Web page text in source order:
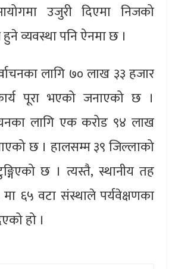
उजुरी दिएमा निजको
व्यवस्था पनि ऐनमा छ ।
लागि ७० लाख ३३ हजार
पूरा भएको जनाएको छ ।
लागि एक करोड ९४ लाख
छ । हालसम्म ३९ जिल्लाको
छ । त्यस्तै, स्थानीय तह
मा ६५ वटा संस्थाले पर्यवेक्षणका
हो ।